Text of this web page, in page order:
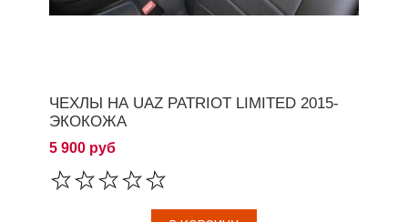
ЧЕХЛЫ НА UAZ PATRIOT LIMITED 2015-
ЭКОКОЖА
5 900 руб